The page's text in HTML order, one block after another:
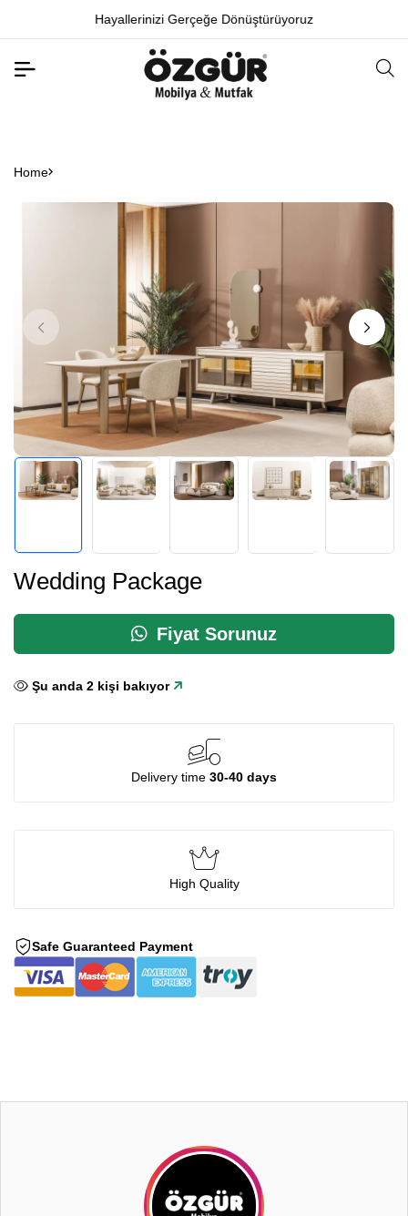
Hayallerinizi Gerçeğe Dönüştürüyoruz
Home
Wedding Package
Fiyat Sorunuz
Şu anda 2 kişi bakıyor
Delivery time 30-40 days
High Quality
Safe Guaranteed Payment